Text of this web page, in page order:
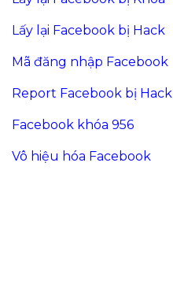
Lấy lại Facebook bị Hack
Mã đăng nhập Facebook
Report Facebook bị Hack
Facebook khóa 956
Vô hiệu hóa Facebook